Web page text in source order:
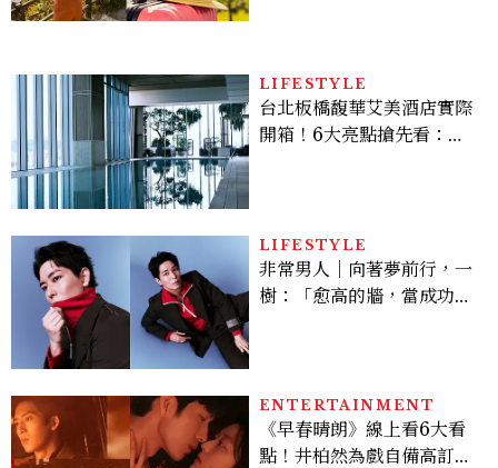
LIFESTYLE
台北板橋馥華艾美酒店實際
開箱！6大亮點搶先看：新
LIFESTYLE
非常男人｜向著夢前行，一
樹：「愈高的牆，當成功爬
ENTERTAINMENT
《早春晴朗》線上看6大看
點！井柏然為戲自備高訂，